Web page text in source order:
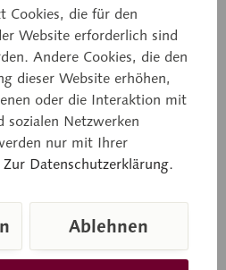
von der Rechnungsadresse ab.
ein Pflichtfeld
Cookies, die für den
Website erforderlich sind
Andere Cookies, die den
dieser Website erhöhen,
oder die Interaktion mit
sozialen Netzwerken
nur mit Ihrer
Zur Datenschutzerklärung.
Ablehnen